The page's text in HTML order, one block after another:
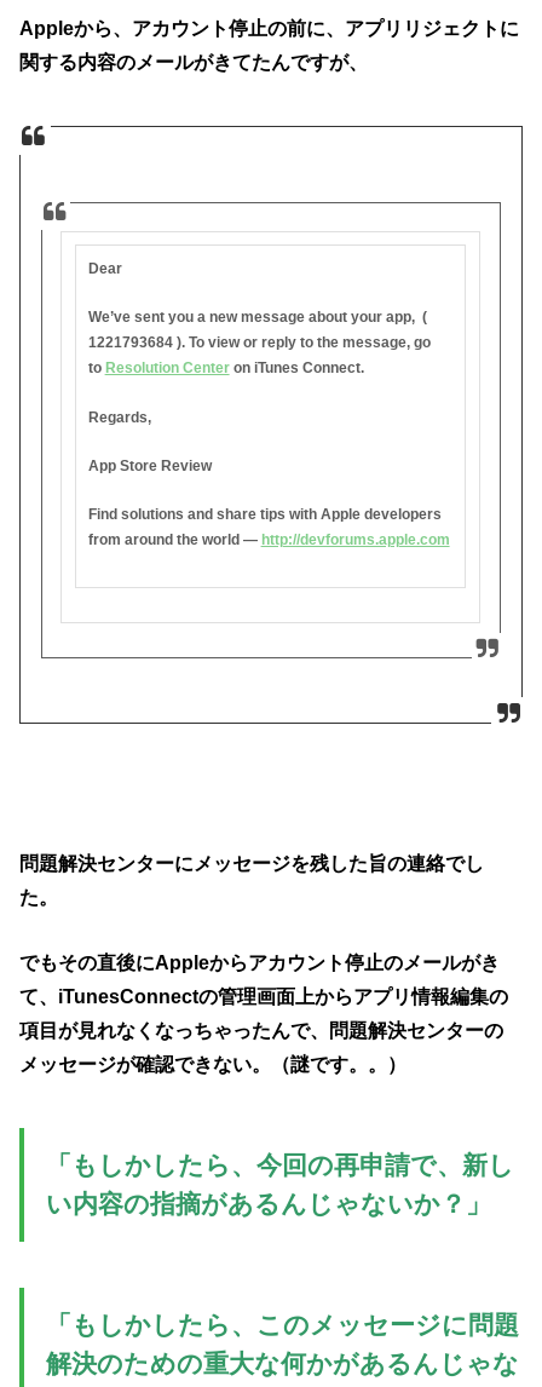
Appleから、アカウント停止の前に、アプリリジェクトに
関する内容のメールがきてたんですが、
Dear
We’ve sent you a new message about your app, (
1221793684 ). To view or reply to the message, go
to Resolution Centeron iTunes Connect.
Regards,
App Store Review
Find solutions and share tips with Apple developers
from around the world — http://devforums.apple.com
問題解決センターにメッセージを残した旨の連絡でし
た。
でもその直後にAppleからアカウント停止のメールがき
て、iTunesConnectの管理画面上からアプリ情報編集の
項目が見れなくなっちゃったんで、問題解決センターの
メッセージが確認できない。（謎です。。）
「もしかしたら、今回の再申請で、新し
い内容の指摘があるんじゃないか？」
「もしかしたら、このメッセージに問題
解決のための重大な何かがあるんじゃな